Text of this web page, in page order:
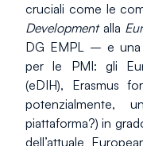
cruciali come le
Development alla
DG EMPL – e una
per le PMI: gli
(eDIH), Erasmus
potenzialmente,
piattaforma?) in
dell’attuale